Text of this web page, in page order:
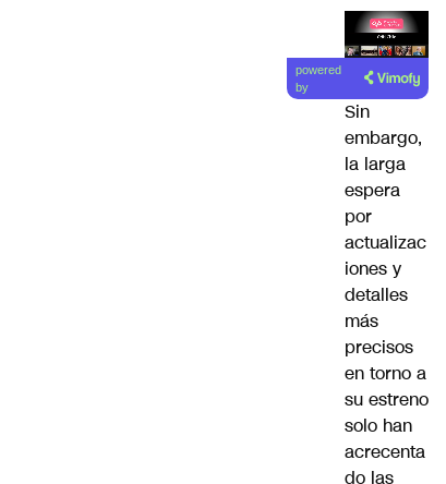
Lea el
artículo
powered
by
Sin
embargo,
la larga
espera
por
actualizac
iones y
detalles
más
precisos
en torno a
su estreno
solo han
acrecenta
do las